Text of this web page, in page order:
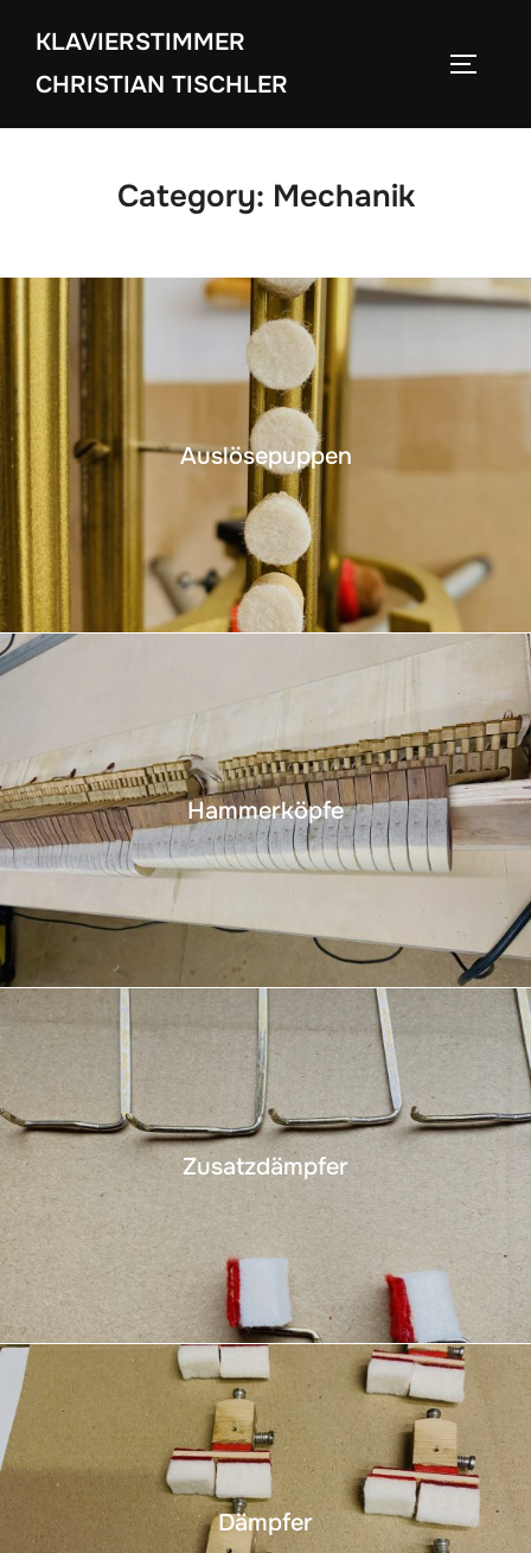
Inhalt
springen
KLAVIERSTIMMER
CHRISTIAN TISCHLER
Category: Mechanik
Auslösepuppen
Hammerköpfe
Zusatzdämpfer
Dämpfer